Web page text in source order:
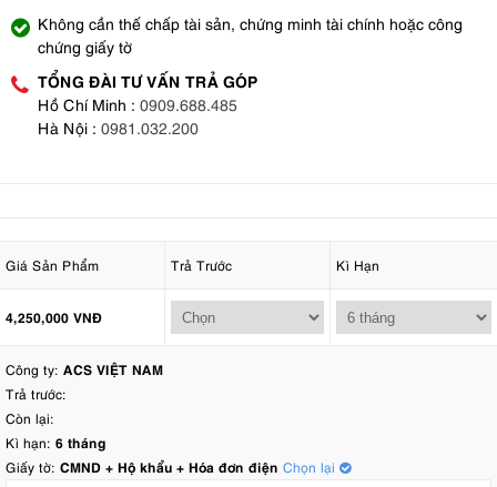
Không cần thế chấp tài sản, chứng minh tài chính hoặc công
chứng giấy tờ
TỔNG ĐÀI TƯ VẤN TRẢ GÓP
Hồ Chí Minh : 0909.688.485
Hà Nội : 0981.032.200
Giá Sản Phẩm Trả Trước Kì Hạn
4,250,000 VNĐ
Công ty: ACS VIỆT NAM
Trả trước:
Còn lại:
Kì hạn: 6 tháng
Giấy tờ: CMND + Hộ khẩu + Hóa đơn điện Chọn lại